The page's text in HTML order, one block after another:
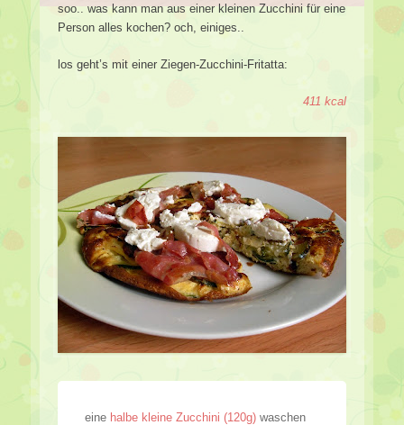
soo.. was kann man aus einer kleinen Zucchini für eine
Person alles kochen? och, einiges..
los geht’s mit einer Ziegen-Zucchini-Fritatta:
411 kcal
eine halbe kleine Zucchini (120g) waschen